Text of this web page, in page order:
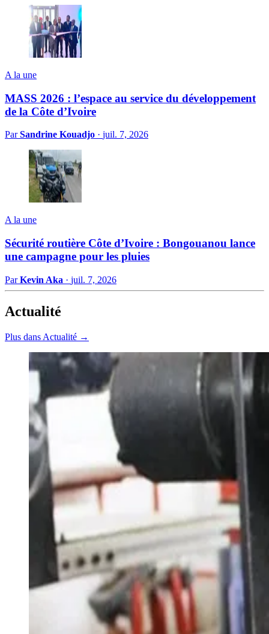
A la une
MASS 2026 : l’espace au service du développement
de la Côte d’Ivoire
ParSandrine Kouadjo · juil. 7, 2026
A la une
Sécurité routière Côte d’Ivoire : Bongouanou lance
une campagne pour les pluies
ParKevin Aka · juil. 7, 2026
Actualité
Plus dans Actualité →